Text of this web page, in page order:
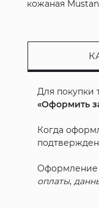
кожаная
Для покупки
«Оформить
Когда
Оформление
оплаты,